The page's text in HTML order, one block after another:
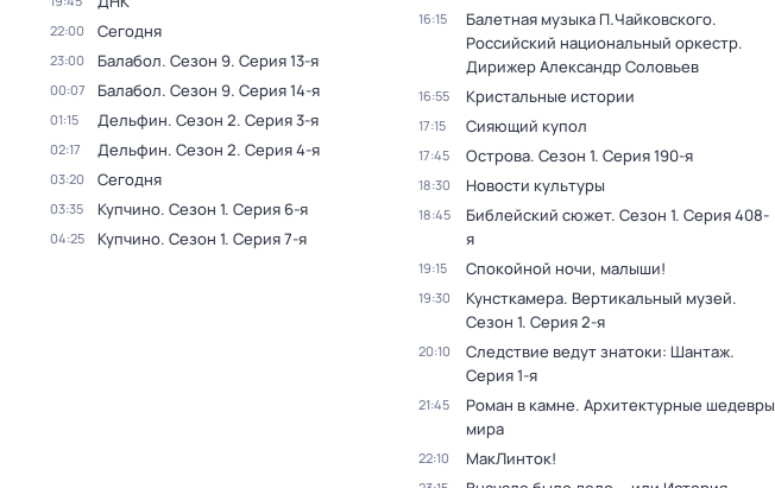
22:00 Сегодня
23:00 Балабол. Сезон 9. Серия 13-я
00:07 Балабол. Сезон 9. Серия 14-я
01:15 Дельфин. Сезон 2. Серия 3-я
02:17 Дельфин. Сезон 2. Серия 4-я
03:20 Сегодня
03:35 Купчино. Сезон 1. Серия 6-я
04:25 Купчино. Сезон 1. Серия 7-я
16:15
Балетная музыка П.Чайковского.
Российский национальный оркестр.
Дирижер Александр Соловьев
16:55 Кристальные истории
17:15 Сияющий купол
17:45 Острова. Сезон 1. Серия 190-я
18:30 Новости культуры
18:45 Библейский сюжет. Сезон 1. Серия 408-
я
19:15 Спокойной ночи, малыши!
19:30 Кунсткамера. Вертикальный музей.
Сезон 1. Серия 2-я
20:10 Следствие ведут знатоки: Шантаж.
Серия 1-я
21:45
Роман в камне. Архитектурные шедевры
мира
22:10 МакЛинток!